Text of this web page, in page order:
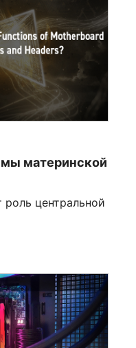
материнской
роль центральной